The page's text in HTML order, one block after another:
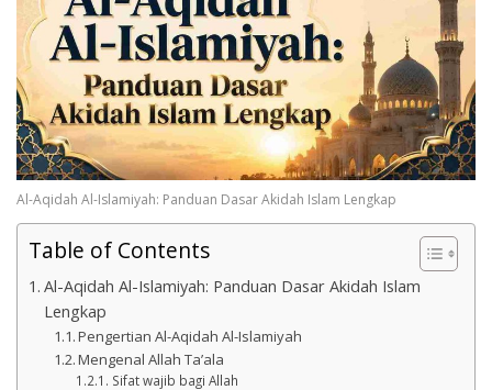
Al-Aqidah Al-Islamiyah: Panduan Dasar Akidah Islam Lengkap
Table of Contents
Al-Aqidah Al-Islamiyah: Panduan Dasar Akidah Islam
Lengkap
Pengertian Al-Aqidah Al-Islamiyah
Mengenal Allah Ta’ala
Sifat wajib bagi Allah